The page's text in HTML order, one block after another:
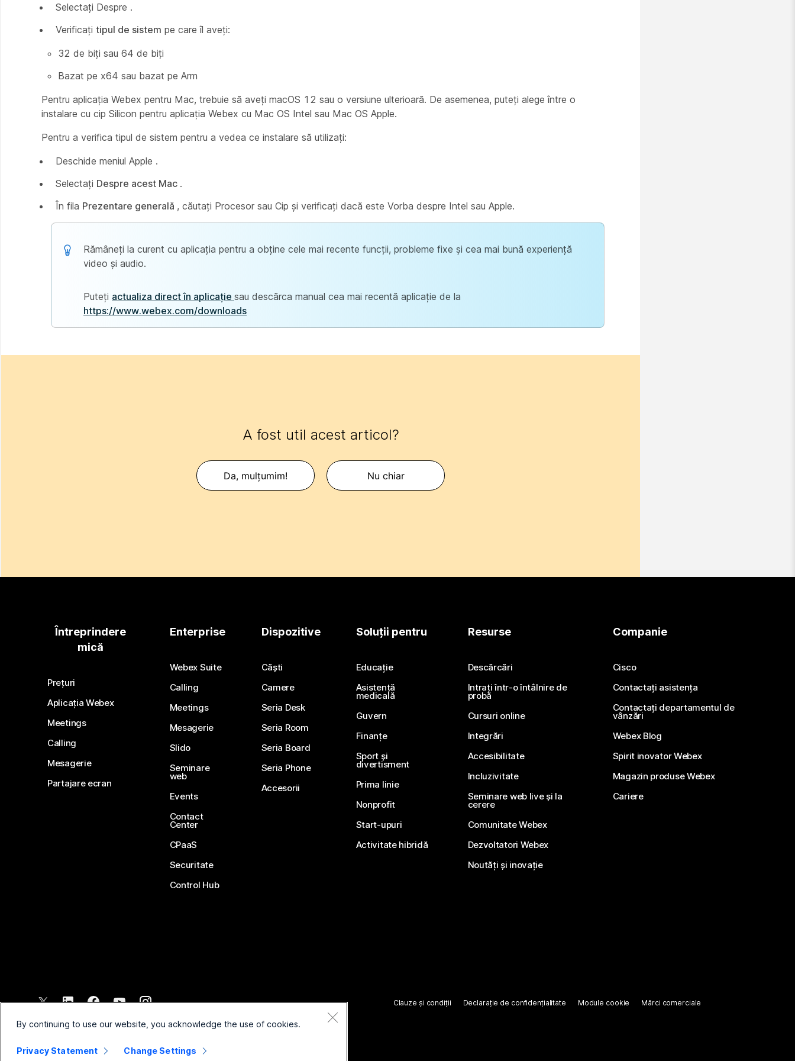
Selectați Despre .
Verificați tipul de sistem pe care îl aveți:
32 de biți sau 64 de biți
Bazat pe x64 sau bazat pe Arm
Pentru aplicația Webex pentru Mac, trebuie să aveți macOS 12 sau o versiune ulterioară. De asemenea, puteți alege între o
instalare cu cip Silicon pentru aplicația Webex cu Mac OS Intel sau Mac OS Apple.
Pentru a verifica tipul de sistem pentru a vedea ce instalare să utilizați:
Deschide meniul Apple .
Selectați Despre acest Mac .
În fila Prezentare generală , căutați Procesor sau Cip și verificați dacă este Vorba despre Intel sau Apple.
Rămâneți la curent cu aplicația pentru a obține cele mai recente funcții, probleme fixe și cea mai bună experiență
video și audio.
Puteți actualiza direct în aplicație sau descărca manual cea mai recentă aplicație de la
https://www.webex.com/downloads
A fost util acest articol?
Da, mulțumim! Nu chiar
Întreprindere
mică
Prețuri
Aplicația Webex
Meetings
Calling
Mesagerie
Partajare ecran
Enterprise
Webex Suite
Calling
Meetings
Mesagerie
Slido
Seminare
web
Events
Contact
Center
CPaaS
Securitate
Control Hub
Dispozitive
Căști
Camere
Seria Desk
Seria Room
Seria Board
Seria Phone
Accesorii
Soluții pentru
Educație
Asistență
medicală
Guvern
Finanțe
Sport și
divertisment
Prima linie
Nonprofit
Start-upuri
Activitate hibridă
Resurse
Descărcări
Intrați într-o întâlnire de
probă
Cursuri online
Integrări
Accesibilitate
Incluzivitate
Seminare web live și la
cerere
Comunitate Webex
Dezvoltatori Webex
Noutăți și inovație
Companie
Cisco
Contactați asistența
Contactați departamentul de
vânzări
Webex Blog
Spirit inovator Webex
Magazin produse Webex
Cariere
2026 Cisco și/sau afiliații săi. Toate drepturile rezervate.
Clauze și condiții Declarație de confidențialitate Module cookie Mărci comerciale
By continuing to use our website, you acknowledge the use of cookies.
Privacy Statement Change Settings